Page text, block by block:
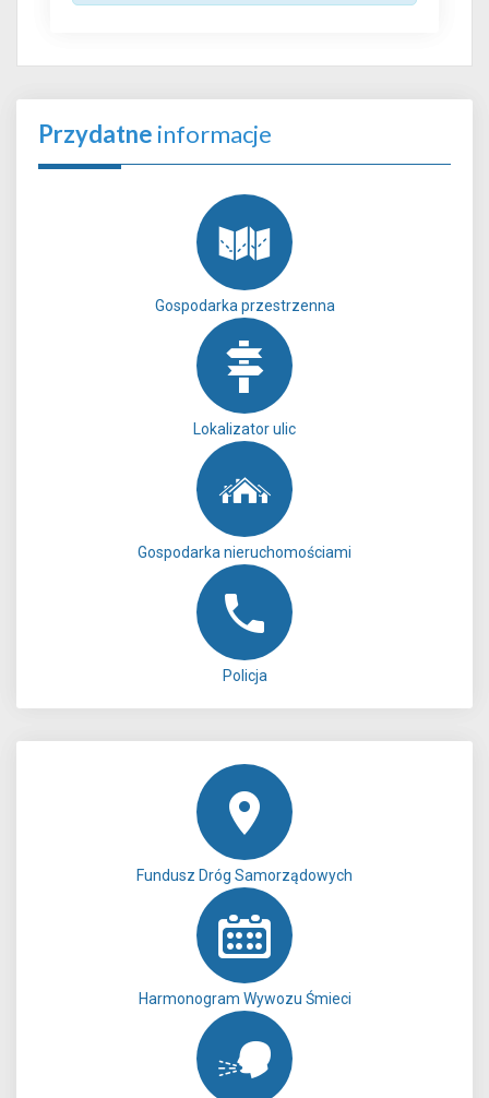
Przydatne informacje
Gospodarka przestrzenna
Lokalizator ulic
Gospodarka nieruchomościami
Policja
Fundusz Dróg Samorządowych
Harmonogram Wywozu Śmieci